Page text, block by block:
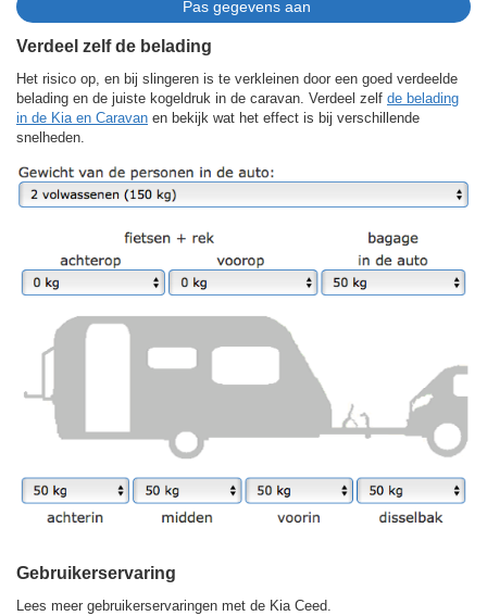
Verdeel zelf de belading
Het risico op, en bij slingeren is te verkleinen door een goed verdeelde
belading en de juiste kogeldruk in de caravan. Verdeel zelf de belading
in de Kia en Caravan en bekijk wat het effect is bij verschillende
snelheden.
Gebruikerservaring
Lees meer gebruikerservaringen met de Kia Ceed.